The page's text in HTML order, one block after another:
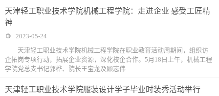
天津轻工职业技术学院机械工程学院：走进企业 感受工匠精
神
2023-05-24
天津轻工职业技术学院机械工程学院在职业教育活动周期间，组织访
企拓岗专项行动，拓展企业资源，深化校企合作。5月18日上午，机械工程
学院党总支书记郭桦、院长王宝龙及顾志伟
天津轻工职业技术学院服装设计学子毕业时装秀活动举行